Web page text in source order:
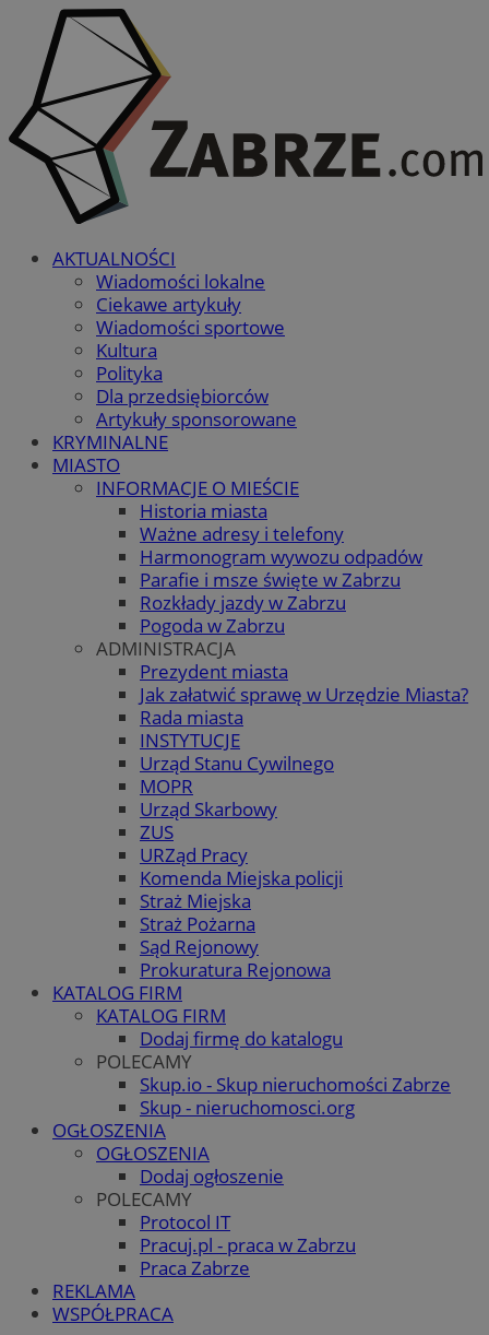
AKTUALNOŚCI
Wiadomości lokalne
Ciekawe artykuły
Wiadomości sportowe
Kultura
Polityka
Dla przedsiębiorców
Artykuły sponsorowane
KRYMINALNE
MIASTO
INFORMACJE O MIEŚCIE
Historia miasta
Ważne adresy i telefony
Harmonogram wywozu odpadów
Parafie i msze święte w Zabrzu
Rozkłady jazdy w Zabrzu
Pogoda w Zabrzu
ADMINISTRACJA
Prezydent miasta
Jak załatwić sprawę w Urzędzie Miasta?
Rada miasta
INSTYTUCJE
Urząd Stanu Cywilnego
MOPR
Urząd Skarbowy
ZUS
URZąd Pracy
Komenda Miejska policji
Straż Miejska
Straż Pożarna
Sąd Rejonowy
Prokuratura Rejonowa
KATALOG FIRM
KATALOG FIRM
Dodaj firmę do katalogu
POLECAMY
Skup.io - Skup nieruchomości Zabrze
Skup - nieruchomosci.org
OGŁOSZENIA
OGŁOSZENIA
Dodaj ogłoszenie
POLECAMY
Protocol IT
Pracuj.pl - praca w Zabrzu
Praca Zabrze
REKLAMA
WSPÓŁPRACA